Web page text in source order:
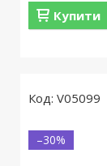
Купити
V05099
–30%